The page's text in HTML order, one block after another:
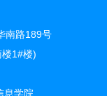
南路189号
楼1#楼)
息学院